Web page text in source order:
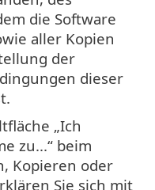
die Software
aller Kopien
der
dieser
„Ich
zu...“ beim
Kopieren oder
Sie sich mit